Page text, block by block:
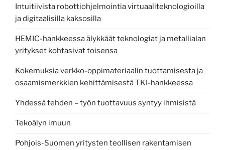
Intuitiivista robottiohjelmointia virtuaaliteknologioilla
ja digitaalisilla kaksosilla
HEMIC-hankkeessa älykkäät teknologiat ja metallialan
yritykset kohtasivat toisensa
Kokemuksia verkko-oppimateriaalin tuottamisesta ja
osaamismerkkien kehittämisestä TKI-hankkeessa
Yhdessä tehden – työn tuottavuus syntyy ihmisistä
Tekoälyn imuun
Pohjois-Suomen yritysten teollisen rakentamisen